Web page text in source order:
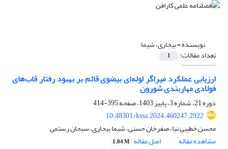
نویسنده =بیجاری، شیما
تعداد مقالات: 1
ارزیابی عملکرد میراگر لوله‌ای بیضوی قائم بر بهبود رفتار قاب‌های
فولادی مهاربندی شورون
دوره 21، شماره 3، پاییز 1403، صفحه
395-414
10.48301/kssa.2024.460247.2922
محسن خطیبی نیا، صفرخان حسنی، شیما بیجاری، سبحان رستمی
مشاهده مقاله
اصل مقاله 1.04 M